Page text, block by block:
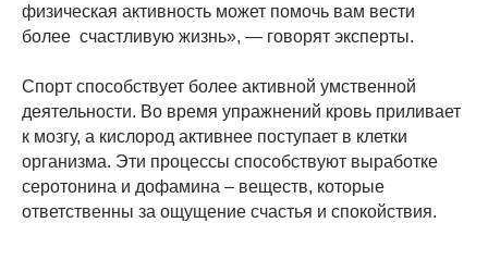
физическая активность может помочь вам вести
более счастливую жизнь», — говорят эксперты.
Спорт способствует более активной умственной
деятельности. Во время упражнений кровь приливает
к мозгу, а кислород активнее поступает в клетки
организма. Эти процессы способствуют выработке
серотонина и дофамина – веществ, которые
ответственны за ощущение счастья и спокойствия.